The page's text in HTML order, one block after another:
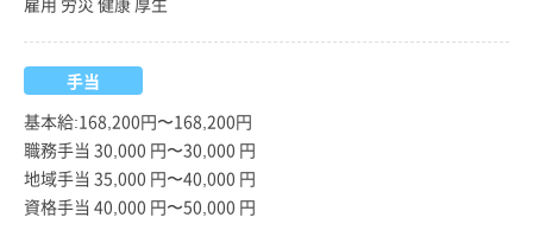
手当
基本給:168,200円〜168,200円
職務手当 30,000 円〜30,000 円
地域手当 35,000 円〜40,000 円
資格手当 40,000 円〜50,000 円